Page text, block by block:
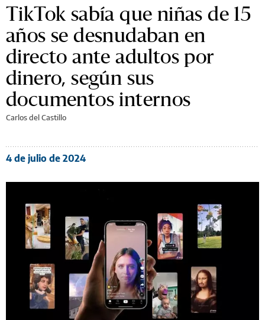
TikTok sabía que niñas de 15
años se desnudaban en
directo ante adultos por
dinero, según sus
documentos internos
Carlos del Castillo
4 de julio de 2024